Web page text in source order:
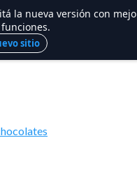
la nueva versión con
sitio